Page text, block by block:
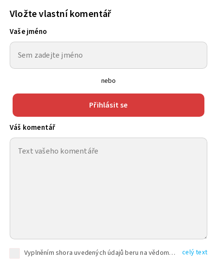
Vložte vlastní komentář
Vaše jméno
nebo
Přihlásit se
Váš komentář
Vyplněním shora uvedených údajů beru na vědomí, že společnost TEXT FACTORY s.r.o., sídlem Brno, Durďákova 336/29, Černá Pole, PSČ: 613 00, IČ: 06157831, zapsané u Krajského soudu v Brně, oddíl C, vložka 100399, bude zpracovávat mé osobní údaje uvedené v rámci mnou vyplněného registračního formuláře na základě oprávněných zájmů TEXT FACTORY s.r.o. dle čl. 6 odst. 1 písm. f) GDPR a pro splnění právních povinností (čl. 6 odst. 1 písm. c) GDPR), a to pro tyto účely: nezbytnost zajistit oprávnění návštěvníka webových stránek provozovaných společností TEXT FACTORY s.r.o. přispívat aktivně ke zveřejněným článkům nebo v rámci diskusních fór a výkon práv TEXT FACTORY s.r.o. jako administrátora těchto diskusních fór. Více informací o zpracování osobních údajů a právech lze nalézt v celý text